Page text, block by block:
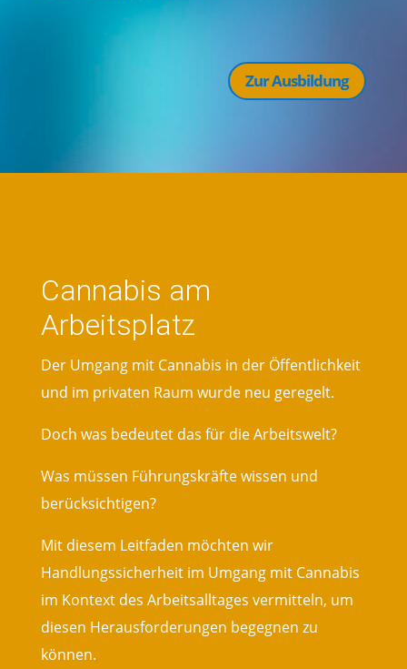
Zur Ausbildung
Cannabis am
Arbeitsplatz
Der Umgang mit Cannabis in der Öffentlichkeit
und im privaten Raum wurde neu geregelt.
Doch was bedeutet das für die Arbeitswelt?
Was müssen Führungskräfte wissen und
berücksichtigen?
Mit diesem Leitfaden möchten wir
Handlungssicherheit im Umgang mit Cannabis
im Kontext des Arbeitsalltages vermitteln, um
diesen Herausforderungen begegnen zu
können.